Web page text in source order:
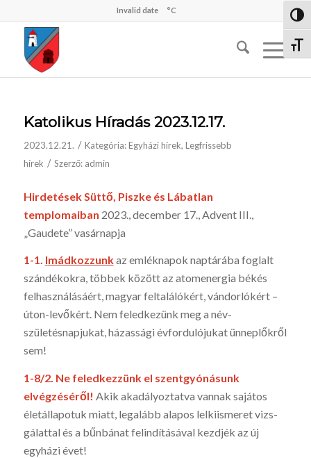
Invalid date °C
Katolikus Híradás 2023.12.17.
2023.12.21. / Kategória:Egyházi hírek, Legfrissebb
hírek / Szerző: admin
Hirdetések Süttő, Piszke és Lábatlan
templomaiban 2023., december 17., Advent III.,
„Gaudete” vasárnapja
1-1. Imádkozzunkaz emléknapok naptárába foglalt
szándékokra, többek között az atomenergia békés
felhasználásáért, magyar feltalálókért, vándorlókért –
úton-levő­kért. Nem feledkezünk meg a név-
születésnapjukat, házassági évfordulójukat ünneplőkről
sem!
1-8/2. Ne feledkezzünk el szentgyónásunk
elvégzéséről! Akik akadályoz­tatva vannak sajátos
életállapotuk miatt, legalább alapos lelki­ismeret vizs­
gálattal és a bűnbánat felindításával kezdjék az új
egyházi évet!